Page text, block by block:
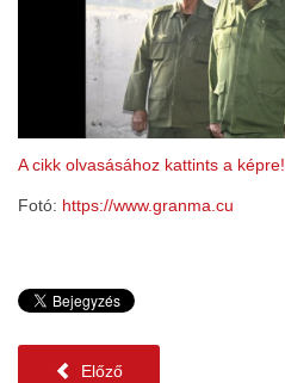
A cikk olvasásához kattints a képre!
Fotó: https://www.granma.cu
Előző